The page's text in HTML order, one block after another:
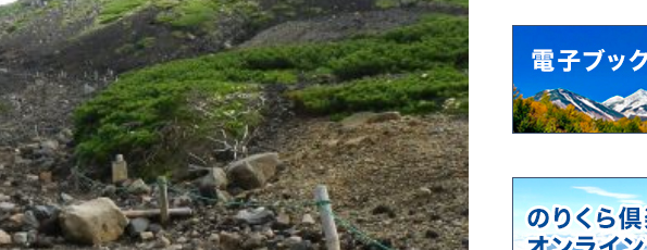
高山植物開花情報②
コマクサの今は・・・・・